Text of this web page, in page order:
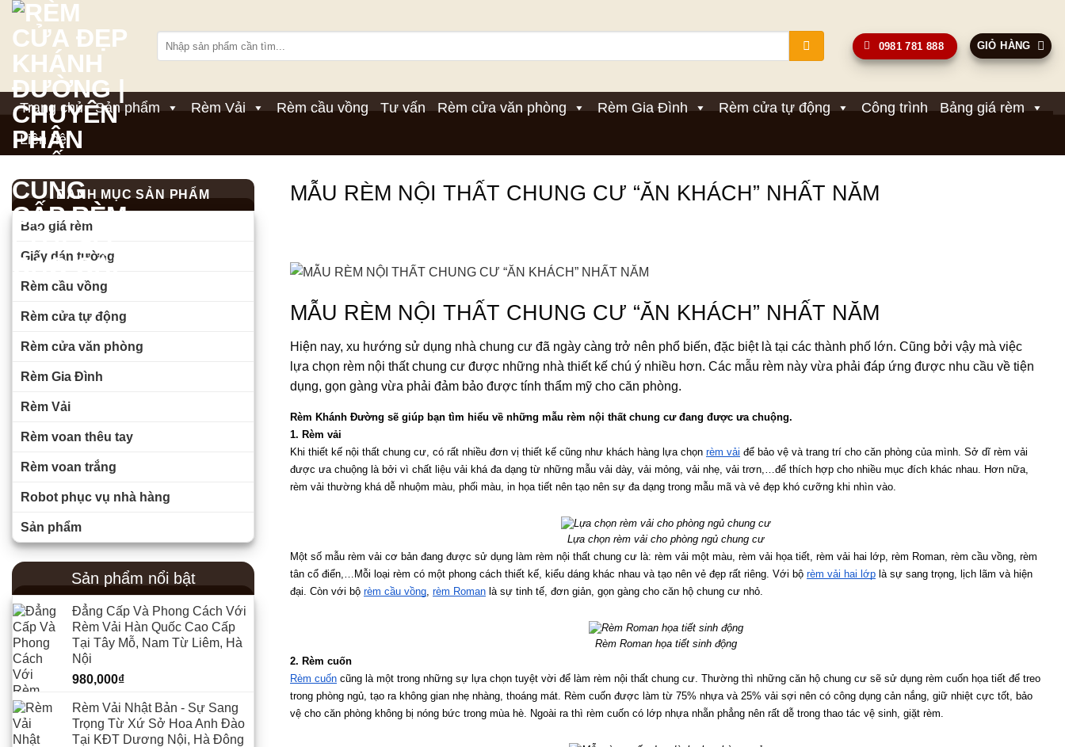
Bỏ
qua
nội
dung
kiếm:
0981 781 888 GIỎ HÀNG
Trang chủ Sản phẩm Rèm Vải Rèm cầu vồng Tư vấn Rèm cửa văn phòng Rèm Gia Đình Rèm cửa tự động Công trình
Bảng giá rèm
Liên hệ
DANH MỤC SẢN PHẨM
Báo giá rèm
Giấy dán tường
Rèm cầu vồng
Rèm cửa tự động
Rèm cửa văn phòng
Rèm Gia Đình
Rèm Vải
Rèm voan thêu tay
Rèm voan trắng
Robot phục vụ nhà hàng
Sản phẩm
Sản phẩm nổi bật
Đẳng Cấp Và Phong Cách Với
Rèm Vải Hàn Quốc Cao Cấp
Tại Tây Mỗ, Nam Từ Liêm, Hà
Nội
980,000₫
Rèm Vải Nhật Bản - Sự Sang
Trọng Từ Xứ Sở Hoa Anh Đào
Tại KĐT Dương Nội, Hà Đông
MẪU RÈM NỘI THẤT CHUNG CƯ “ĂN KHÁCH” NHẤT NĂM
MẪU RÈM NỘI THẤT CHUNG CƯ “ĂN KHÁCH” NHẤT NĂM
Hiện nay, xu hướng sử dụng nhà chung cư đã ngày càng trở nên phổ biến, đặc biệt là tại các thành phố lớn. Cũng bởi vậy mà việc
lựa chọn rèm nội thất chung cư được những nhà thiết kế chú ý nhiều hơn. Các mẫu rèm này vừa phải đáp ứng được nhu cầu về tiện
dụng, gọn gàng vừa phải đảm bảo được tính thẩm mỹ cho căn phòng.
Rèm Khánh Đường sẽ giúp bạn tìm hiểu về những mẫu rèm nội thất chung cư đang được ưa chuộng.
1. Rèm vải
Khi thiết kế nội thất chung cư, có rất nhiều đơn vị thiết kế cũng như khách hàng lựa chọn rèm vải để bảo vệ và trang trí cho căn phòng của mình. Sở dĩ rèm vải
được ưa chuộng là bởi vì chất liệu vải khá đa dạng từ những mẫu vải dày, vải mỏng, vải nhẹ, vải trơn,…để thích hợp cho nhiều mục đích khác nhau. Hơn nữa,
rèm vải thường khá dễ nhuộm màu, phối màu, in họa tiết nên tạo nên sự đa dạng trong mẫu mã và vẻ đẹp khó cưỡng khi nhìn vào.
Lựa chọn rèm vải cho phòng ngủ chung cư
Một số mẫu rèm vải cơ bản đang được sử dụng làm rèm nội thất chung cư là: rèm vải một màu, rèm vải họa tiết, rèm vải hai lớp, rèm Roman, rèm cầu vồng, rèm
tân cổ điển,…Mỗi loại rèm có một phong cách thiết kế, kiểu dáng khác nhau và tạo nên vẻ đẹp rất riêng. Với bộ rèm vải hai lớp là sự sang trọng, lịch lãm và hiện
đại. Còn với bộ rèm cầu vồng, rèm Roman là sự tinh tế, đơn giản, gọn gàng cho căn hộ chung cư nhỏ.
Rèm Roman họa tiết sinh động
2. Rèm cuốn
Rèm cuốn cũng là một trong những sự lựa chọn tuyệt vời để làm rèm nội thất chung cư. Thường thì những căn hộ chung cư sẽ sử dụng rèm cuốn họa tiết để treo
trong phòng ngủ, tạo ra không gian nhẹ nhàng, thoáng mát. Rèm cuốn được làm từ 75% nhựa và 25% vải sợi nên có công dụng cản nắng, giữ nhiệt cực tốt, bảo
vệ cho căn phòng không bị nóng bức trong mùa hè. Ngoài ra thì rèm cuốn có lớp nhựa nhẵn phẳng nên rất dễ trong thao tác vệ sinh, giặt rèm.